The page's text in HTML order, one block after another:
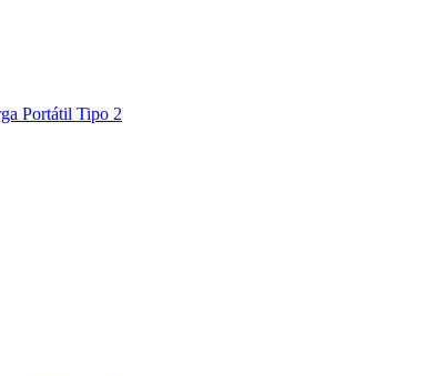
Portátil Tipo 2